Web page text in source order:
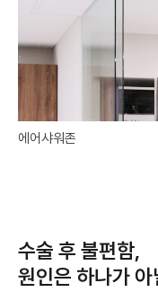
에어샤워존
수술 후 불편함,
원인은 하나가